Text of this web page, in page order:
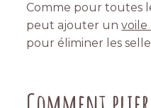
Comme pour toutes
peut ajouter un
pour éliminer les